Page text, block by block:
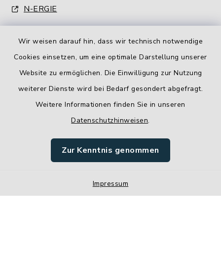
Wir weisen darauf hin, dass wir technisch notwendige
Cookies einsetzen, um eine optimale Darstellung unserer
Website zu ermöglichen. Die Einwilligung zur Nutzung
weiterer Dienste wird bei Bedarf gesondert abgefragt.
Weitere Informationen finden Sie in unseren
Datenschutzhinweisen.
Zur Kenntnis genommen
Impressum
N-ERGIE
Barrierefreiheit
Impressum
Sitemap